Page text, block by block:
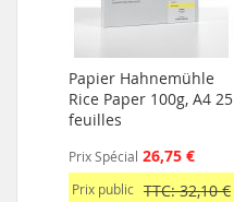
Papier Hahnemühle
Rice Paper 100g, A4 25
feuilles
Prix Spécial 26,75 €
Prix public TTC: 32,10 €